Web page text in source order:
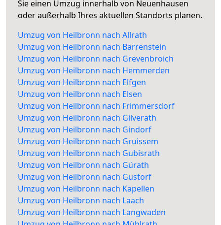
Sie einen Umzug innerhalb von Neuenhausen
oder außerhalb Ihres aktuellen Standorts planen.
Umzug von Heilbronn nach Allrath
Umzug von Heilbronn nach Barrenstein
Umzug von Heilbronn nach Grevenbroich
Umzug von Heilbronn nach Hemmerden
Umzug von Heilbronn nach Elfgen
Umzug von Heilbronn nach Elsen
Umzug von Heilbronn nach Frimmersdorf
Umzug von Heilbronn nach Gilverath
Umzug von Heilbronn nach Gindorf
Umzug von Heilbronn nach Gruissem
Umzug von Heilbronn nach Gubisrath
Umzug von Heilbronn nach Gürath
Umzug von Heilbronn nach Gustorf
Umzug von Heilbronn nach Kapellen
Umzug von Heilbronn nach Laach
Umzug von Heilbronn nach Langwaden